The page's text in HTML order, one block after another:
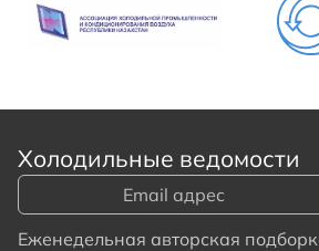
Холодильные ведомости
Еженедельная авторская